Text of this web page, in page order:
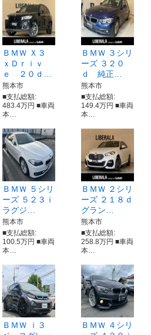
ＢＭＷ Ｘ３
ｘＤｒｉｖ
ｅ ２０ｄ…
熊本市
■支払総額:
483.4万円 ■車両
本…
ＢＭＷ ３シリ
ーズ ３２０
ｄ 純正…
熊本市
■支払総額:
149.4万円 ■車両
本…
ＢＭＷ ５シリ
ーズ ５２３ｉ
ラグジ…
熊本市
■支払総額:
100.5万円 ■車両
本…
ＢＭＷ ２シリ
ーズ ２１８ｄ
グラン…
熊本市
■支払総額:
258.8万円 ■車両
本…
ＢＭＷ ｉ３
ＢＭＷ ４シリ